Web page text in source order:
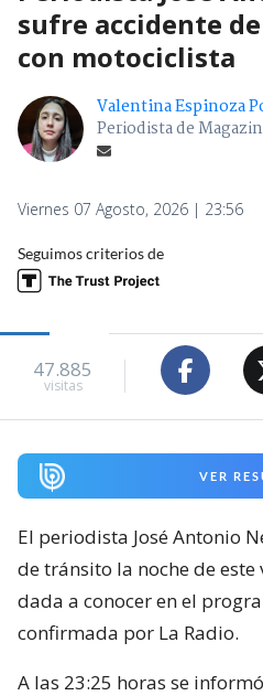
sufre accidente
con motociclista
Valentina Espinoza
Periodista de
Viernes 07 Agosto, 2026 | 23:56
Seguimos criterios de
47.885
visitas
VER
El periodista José Antonio
de tránsito la noche de
dada a conocer en el
confirmada por La Radio.
A las 23:25 horas se